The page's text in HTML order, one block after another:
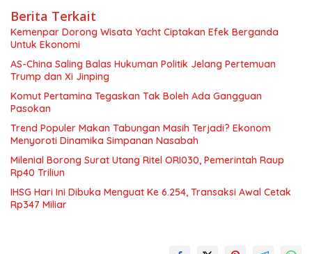
Berita Terkait
Kemenpar Dorong Wisata Yacht Ciptakan Efek Berganda
Untuk Ekonomi
AS-China Saling Balas Hukuman Politik Jelang Pertemuan
Trump dan Xi Jinping
Komut Pertamina Tegaskan Tak Boleh Ada Gangguan
Pasokan
Trend Populer Makan Tabungan Masih Terjadi? Ekonom
Menyoroti Dinamika Simpanan Nasabah
Milenial Borong Surat Utang Ritel ORI030, Pemerintah Raup
Rp40 Triliun
IHSG Hari Ini Dibuka Menguat Ke 6.254, Transaksi Awal Cetak
Rp347 Miliar